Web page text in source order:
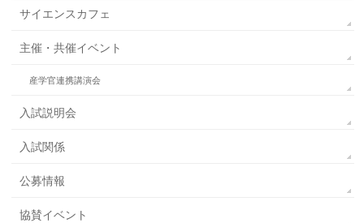
サイエンスカフェ
主催・共催イベント
産学官連携講演会
入試説明会
入試関係
公募情報
協賛イベント